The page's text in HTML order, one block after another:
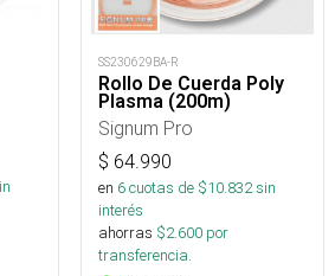
SS230629BA-R
Rollo De Cuerda Poly
Plasma (200m)
Signum Pro
$ 64.990
en 6cuotas de $10.832sin
interés
ahorras $2.600 por
transferencia.